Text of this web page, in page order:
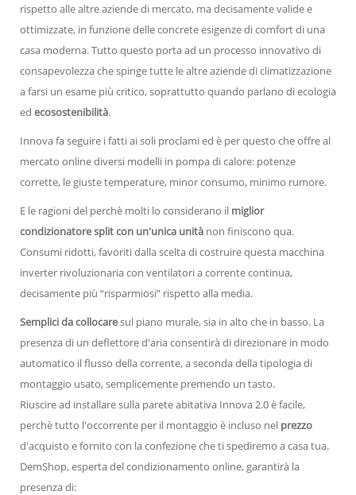
rispetto alle altre aziende di mercato, ma decisamente valide e
ottimizzate, in funzione delle concrete esigenze di comfort di una
casa moderna. Tutto questo porta ad un processo innovativo di
consapevolezza che spinge tutte le altre aziende di climatizzazione
a farsi un esame più critico, soprattutto quando parlano di ecologia
ed ecosostenibilità.
Innova fa seguire i fatti ai soli proclami ed è per questo che offre al
mercato online diversi modelli in pompa di calore: potenze
corrette, le giuste temperature, minor consumo, minimo rumore.
E le ragioni del perchè molti lo considerano il miglior
condizionatore split con un'unica unità non finiscono qua.
Consumi ridotti, favoriti dalla scelta di costruire questa macchina
inverter rivoluzionaria con ventilatori a corrente continua,
decisamente più “risparmiosi” rispetto alla media.
Semplici da collocaresul piano murale, sia in alto che in basso. La
presenza di un deflettore d'aria consentirà di direzionare in modo
automatico il flusso della corrente, a seconda della tipologia di
montaggio usato, semplicemente premendo un tasto.
Riuscire ad installare sulla parete abitativa Innova 2.0 è facile,
perchè tutto l'occorrente per il montaggio è incluso nel prezzo
d'acquisto e fornito con la confezione che ti spediremo a casa tua.
DemShop, esperta del condizionamento online, garantirà la
presenza di: